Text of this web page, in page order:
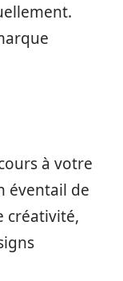
à votre
éventail de
créativité,